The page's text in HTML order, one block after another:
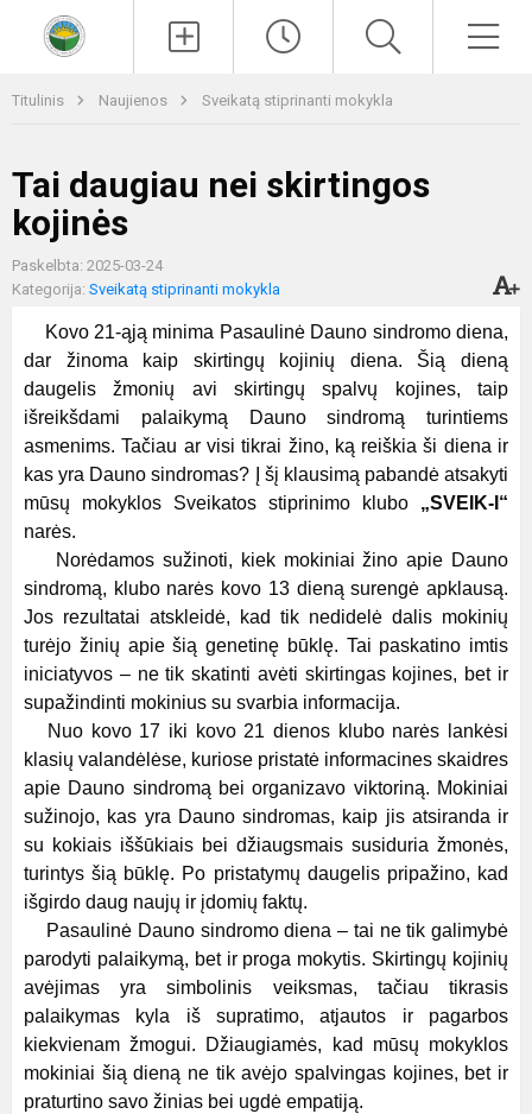
Titulinis Naujienos Sveikatą stiprinanti mokykla
Tai daugiau nei skirtingos
kojinės
Paskelbta: 2025-03-24
Kategorija: Sveikatą stiprinanti mokykla
Kovo 21-ąją minima Pasaulinė Dauno sindromo diena,
dar žinoma kaip skirtingų kojinių diena. Šią dieną
daugelis žmonių avi skirtingų spalvų kojines, taip
išreikšdami palaikymą Dauno sindromą turintiems
asmenims. Tačiau ar visi tikrai žino, ką reiškia ši diena ir
kas yra Dauno sindromas? Į šį klausimą pabandė atsakyti
mūsų mokyklos Sveikatos stiprinimo klubo „SVEIK-I“
narės.
Norėdamos sužinoti, kiek mokiniai žino apie Dauno
sindromą, klubo narės kovo 13 dieną surengė apklausą.
Jos rezultatai atskleidė, kad tik nedidelė dalis mokinių
turėjo žinių apie šią genetinę būklę. Tai paskatino imtis
iniciatyvos – ne tik skatinti avėti skirtingas kojines, bet ir
supažindinti mokinius su svarbia informacija.
Nuo kovo 17 iki kovo 21 dienos klubo narės lankėsi
klasių valandėlėse, kuriose pristatė informacines skaidres
apie Dauno sindromą bei organizavo viktoriną. Mokiniai
sužinojo, kas yra Dauno sindromas, kaip jis atsiranda ir
su kokiais iššūkiais bei džiaugsmais susiduria žmonės,
turintys šią būklę. Po pristatymų daugelis pripažino, kad
išgirdo daug naujų ir įdomių faktų.
Pasaulinė Dauno sindromo diena – tai ne tik galimybė
parodyti palaikymą, bet ir proga mokytis. Skirtingų kojinių
avėjimas yra simbolinis veiksmas, tačiau tikrasis
palaikymas kyla iš supratimo, atjautos ir pagarbos
kiekvienam žmogui. Džiaugiamės, kad mūsų mokyklos
mokiniai šią dieną ne tik avėjo spalvingas kojines, bet ir
praturtino savo žinias bei ugdė empatiją.